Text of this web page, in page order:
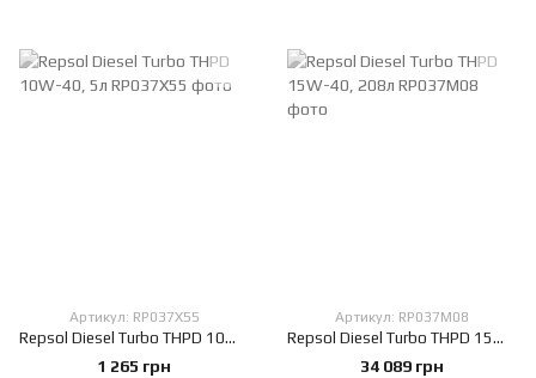
Артикул: RP037X55
Repsol Diesel Turbo THPD 10W-40, 5л
1 265 грн
Артикул: RP037M08
Repsol Diesel Turbo THPD 15W-40, 208л
34 089 грн